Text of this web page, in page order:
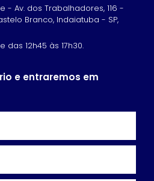
- Av. dos Trabalhadores, 116 -
Branco, Indaiatuba - SP,
das 12h45 às 17h30.
e entraremos em